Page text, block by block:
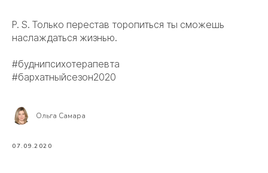
P. S. Только перестав торопиться ты сможешь
наслаждаться жизнью.
#буднипсихотeрапевта
#бархатныйсезон2020
Ольга Самара
07.09.2020